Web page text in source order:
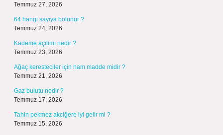
Temmuz 27, 2026
64 hangi sayıya bölünür ?
Temmuz 24, 2026
Kademe açılımı nedir ?
Temmuz 23, 2026
Ağaç keresteciler için ham madde midir ?
Temmuz 21, 2026
Gaz bulutu nedir ?
Temmuz 17, 2026
Tahin pekmez akciğere iyi gelir mi ?
Temmuz 15, 2026